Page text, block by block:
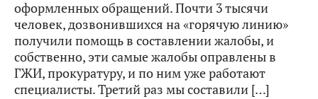
оформленных обращений. Почти 3 тысячи
человек, дозвонившихся на «горячую линию»
получили помощь в составлении жалобы, и
собственно, эти самые жалобы оправлены в
ГЖИ, прокуратуру, и по ним уже работают
специалисты. Третий раз мы составили […]